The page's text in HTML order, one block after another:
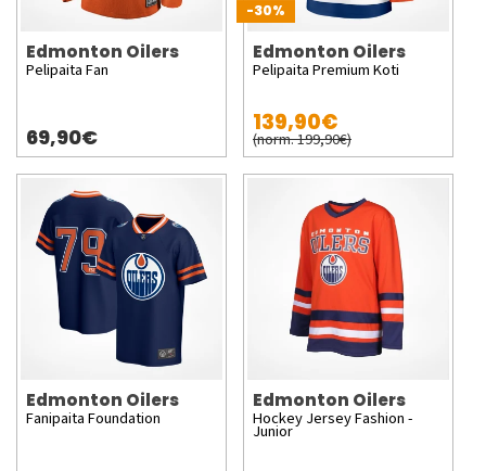
Edmonton Oilers
Pelipaita Fan
69,90€
-30%
Edmonton Oilers
Pelipaita Premium Koti
139,90€
(norm. 199,90€)
Edmonton Oilers
Fanipaita Foundation
Edmonton Oilers
Hockey Jersey Fashion -
Junior